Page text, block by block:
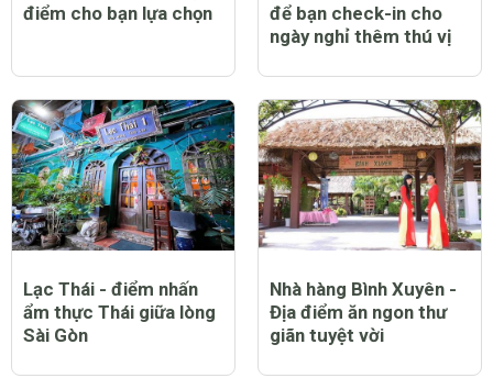
CHỦ ĐỀ NỔI BẬT
Cà phê sách Thành phố
điểm cho bạn lựa chọn
Đi chơi lễ 30/4 ở đâu
để bạn check-in cho
ngày nghỉ thêm thú vị